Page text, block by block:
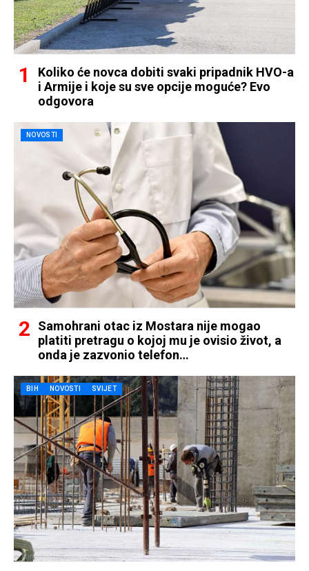
Koliko će novca dobiti svaki pripadnik HVO-a
i Armije i koje su sve opcije moguće? Evo
odgovora
NOVOSTI
Samohrani otac iz Mostara nije mogao
platiti pretragu o kojoj mu je ovisio život, a
onda je zazvonio telefon…
BIH NOVOSTI SVIJET